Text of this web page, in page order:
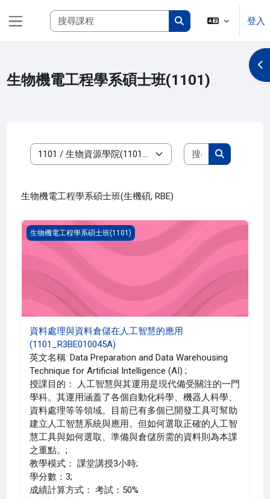
搜尋課程
搜尋課程
登入
生物機電工程學系碩士班(1101)
開
課程類別
搜尋課程
搜尋課程
生物機電工程學系碩士班(生機碩, RBE)
資料處理與資料倉儲在人工智慧的應用(1101_R3BE010045A)
生物機電工程學系碩士班(1101)
資料處理與資料倉儲在人工智慧的應用
(1101_R3BE010045A)
英文名稱: Data Preparation and Data Warehousing
Technique for Artificial Intelligence (AI) ;
授課目的： 人工智慧與其運用是現代備受關注的一門
學科。其運用涵蓋了各個自動化科學、機器人科學、
資料處理等等領域。目前已有多個已開發工具可幫助
建立人工智慧系統與應用。但如何選取正確的人工智
慧工具與如何選取、準備與倉儲所需的資料則為本課
之重點。;
教學模式： 課堂講授3小時;
學分數：3;
成績計算方式： 考試：50%